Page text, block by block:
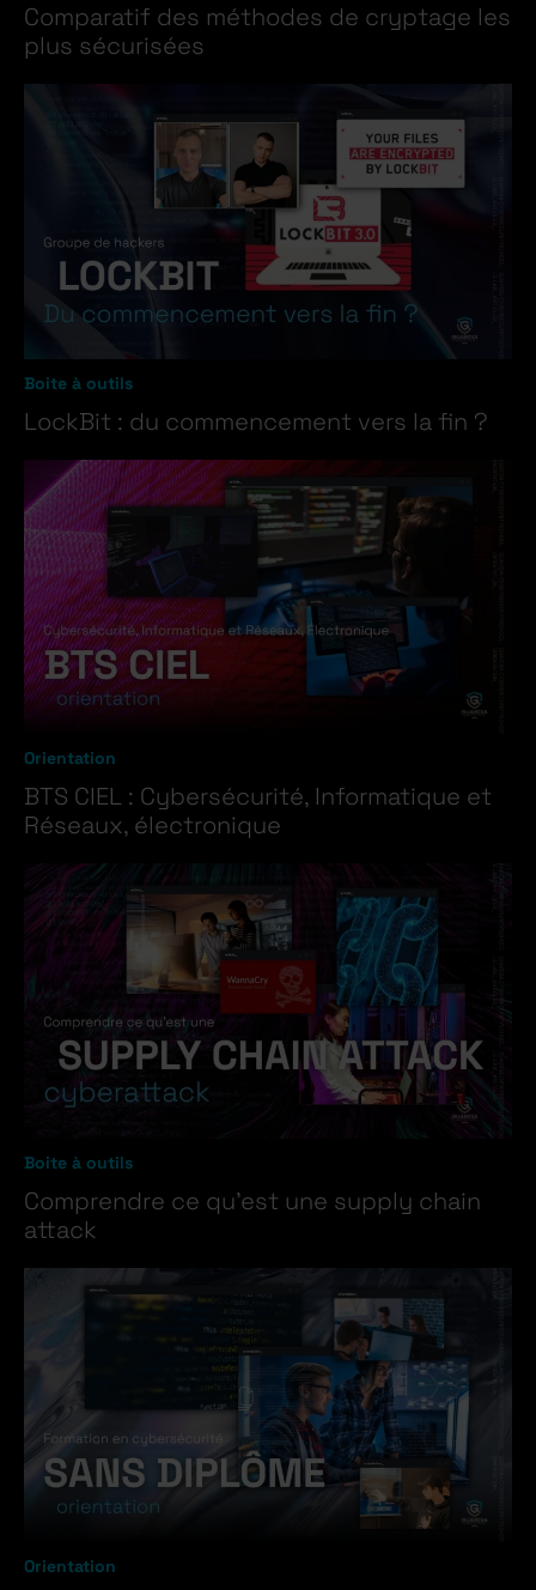
Comparatif des méthodes de cryptage les
plus sécurisées
Boite à outils
LockBit : du commencement vers la fin ?
Orientation
BTS CIEL : Cybersécurité, Informatique et
Réseaux, électronique
Boite à outils
Comprendre ce qu’est une supply chain
attack
Orientation